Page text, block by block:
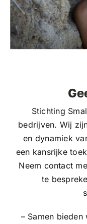
Stichting
bedrijven. Wij
en dynamiek
een kansrijke
Neem contact
te
– Samen